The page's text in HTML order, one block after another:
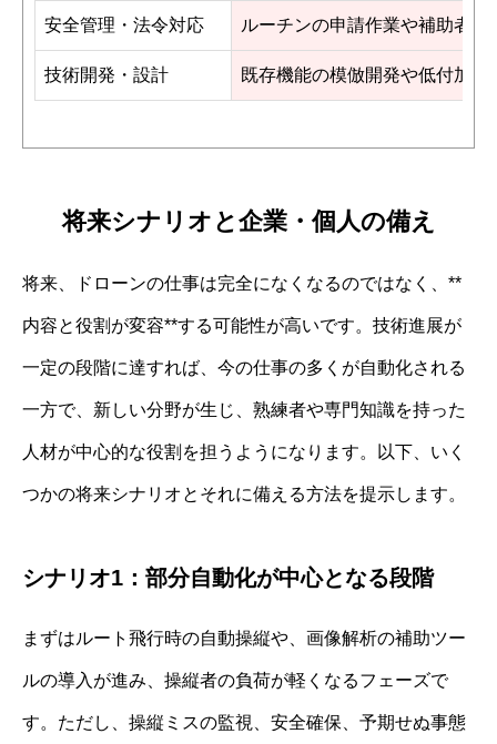
安全管理・法令対応 ルーチンの申請作業や補助者
技術開発・設計 既存機能の模倣開発や低付加
将来シナリオと企業・個人の備え
将来、ドローンの仕事は完全になくなるのではなく、**
内容と役割が変容**する可能性が高いです。技術進展が
一定の段階に達すれば、今の仕事の多くが自動化される
一方で、新しい分野が生じ、熟練者や専門知識を持った
人材が中心的な役割を担うようになります。以下、いく
つかの将来シナリオとそれに備える方法を提示します。
シナリオ1：部分自動化が中心となる段階
まずはルート飛行時の自動操縦や、画像解析の補助ツー
ルの導入が進み、操縦者の負荷が軽くなるフェーズで
す。ただし、操縦ミスの監視、安全確保、予期せぬ事態